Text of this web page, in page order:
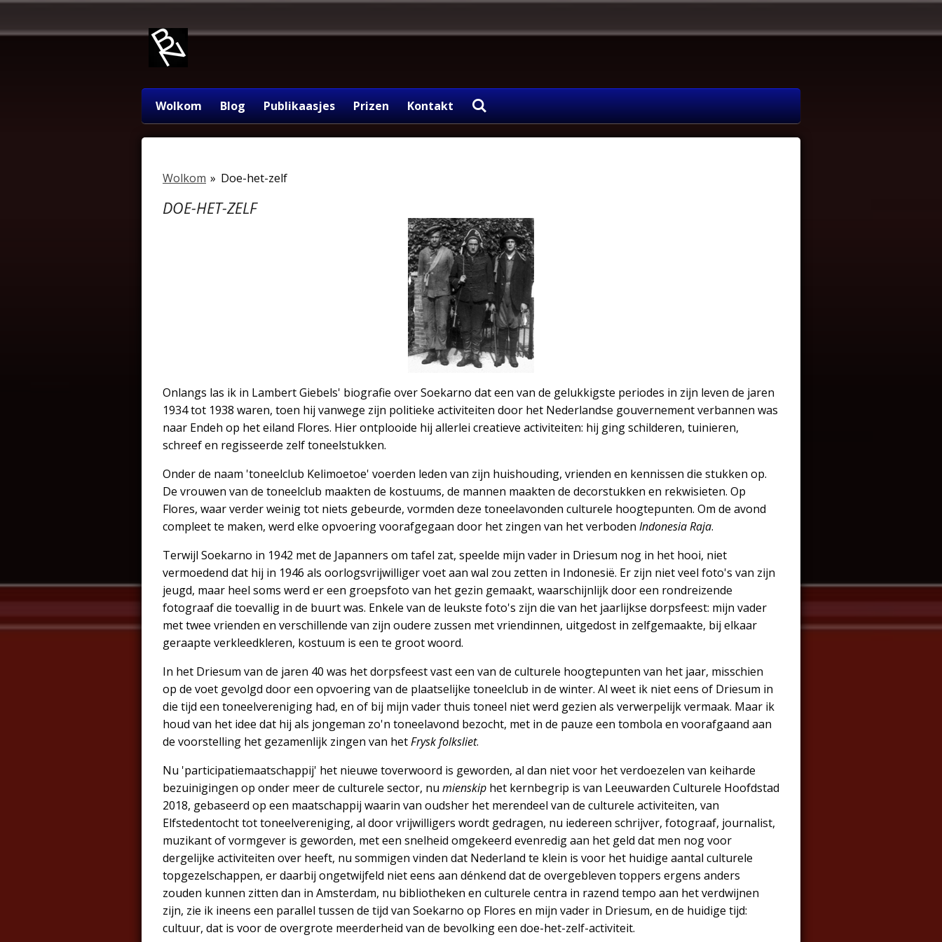
direct
Wolkom Blog Publikaasjes Prizen Kontakt
Wolkom » Doe-het-zelf
DOE-HET-ZELF
Onlangs las ik in Lambert Giebels' biografie over Soekarno dat een van de gelukkigste periodes in zijn leven de jaren
1934 tot 1938 waren, toen hij vanwege zijn politieke activiteiten door het Nederlandse gouvernement verbannen was
naar Endeh op het eiland Flores. Hier ontplooide hij allerlei creatieve activiteiten: hij ging schilderen, tuinieren,
schreef en regisseerde zelf toneelstukken.
Onder de naam 'toneelclub Kelimoetoe' voerden leden van zijn huishouding, vrienden en kennissen die stukken op.
De vrouwen van de toneelclub maakten de kostuums, de mannen maakten de decorstukken en rekwisieten. Op
Flores, waar verder weinig tot niets gebeurde, vormden deze toneelavonden culturele hoogtepunten. Om de avond
compleet te maken, werd elke opvoering voorafgegaan door het zingen van het verboden Indonesia Raja.
Terwijl Soekarno in 1942 met de Japanners om tafel zat, speelde mijn vader in Driesum nog in het hooi, niet
vermoedend dat hij in 1946 als oorlogsvrijwilliger voet aan wal zou zetten in Indonesië. Er zijn niet veel foto's van zijn
jeugd, maar heel soms werd er een groepsfoto van het gezin gemaakt, waarschijnlijk door een rondreizende
fotograaf die toevallig in de buurt was. Enkele van de leukste foto's zijn die van het jaarlijkse dorpsfeest: mijn vader
met twee vrienden en verschillende van zijn oudere zussen met vriendinnen, uitgedost in zelfgemaakte, bij elkaar
geraapte verkleedkleren, kostuum is een te groot woord.
In het Driesum van de jaren 40 was het dorpsfeest vast een van de culturele hoogtepunten van het jaar, misschien
op de voet gevolgd door een opvoering van de plaatselijke toneelclub in de winter. Al weet ik niet eens of Driesum in
die tijd een toneelvereniging had, en of bij mijn vader thuis toneel niet werd gezien als verwerpelijk vermaak. Maar ik
houd van het idee dat hij als jongeman zo'n toneelavond bezocht, met in de pauze een tombola en voorafgaand aan
de voorstelling het gezamenlijk zingen van hetFrysk folksliet.
Nu 'participatiemaatschappij' het nieuwe toverwoord is geworden, al dan niet voor het verdoezelen van keiharde
bezuinigingen op onder meer de culturele sector, nu mienskip het kernbegrip is van Leeuwarden Culturele Hoofdstad
2018, gebaseerd op een maatschappij waarin van oudsher het merendeel van de culturele activiteiten, van
Elfstedentocht tot toneelvereniging, al door vrijwilligers wordt gedragen, nu iedereen schrijver, fotograaf, journalist,
muzikant of vormgever is geworden, met een snelheid omgekeerd evenredig aan het geld dat men nog voor
dergelijke activiteiten over heeft, nu sommigen vinden dat Nederland te klein is voor het huidige aantal culturele
topgezelschappen, er daarbij ongetwijfeld niet eens aan dénkend dat de overgebleven toppers ergens anders
zouden kunnen zitten dan in Amsterdam, nu bibliotheken en culturele centra in razend tempo aan het verdwijnen
zijn, zie ik ineens een parallel tussen de tijd van Soekarno op Flores en mijn vader in Driesum, en de huidige tijd:
cultuur, dat is voor de overgrote meerderheid van de bevolking een doe-het-zelf-activiteit.